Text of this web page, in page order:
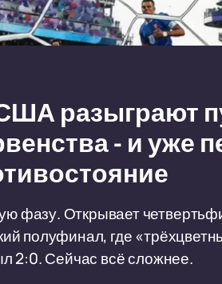
разыграют
- и уже
фазу. Открывает
полуфинал, где
2:0. Сейчас всё сложнее.